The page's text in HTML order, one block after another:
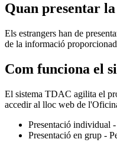
Quan presentar
Els estrangers han de
de la informació
Com funciona el
El sistema TDAC agilita el
accedir al lloc web de
Presentació individual
Presentació en grup -